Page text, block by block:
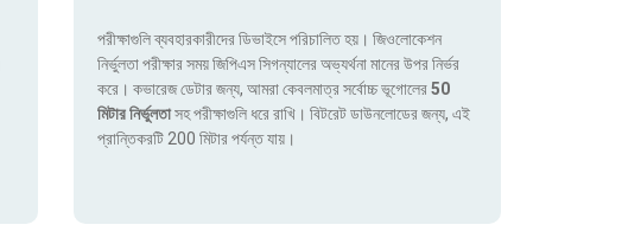
পরীক্ষাগুলি ব্যবহারকারীদের ডিভাইসে পরিচালিত হয়। জিওলোকেশন
নির্ভুলতা পরীক্ষার সময় জিপিএস সিগন্যালের অভ্যর্থনা মানের উপর নির্ভর
করে। কভারেজ ডেটার জন্য, আমরা কেবলমাত্র সর্বোচ্চ ভূগোলের50
মিটার নির্ভুলতাসহ পরীক্ষাগুলি ধরে রাখি। বিটরেট ডাউনলোডের জন্য, এই
প্রান্তিকরটি 200 মিটার পর্যন্ত যায়।